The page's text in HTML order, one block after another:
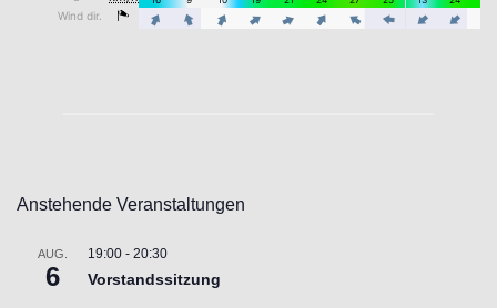
Anstehende Veranstaltungen
AUG.
6
19:00 - 20:30
Vorstandssitzung